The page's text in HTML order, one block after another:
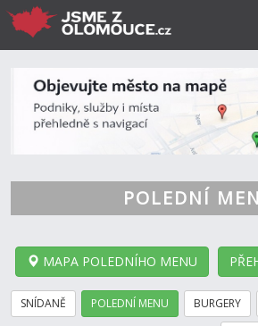
POLEDNÍ
MAPA POLEDNÍHO MENU
SNÍDANĚ POLEDNÍ MENU BURGERY